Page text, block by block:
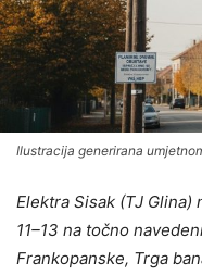
Ilustracija generirana
Elektra Sisak (TJ Glina)
11–13 na točno
Frankopanske, Trga